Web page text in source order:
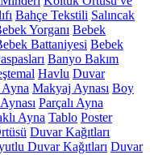
Bahçe Tekstili Salıncak
Yorganı Bebek
Battaniyesi Bebek
Banyo Bakım
Havlu Duvar
Makyaj Aynası Boy
Parçalı Ayna
Ayna Tablo Poster
Duvar Kağıtları
Duvar Kağıtları Duvar